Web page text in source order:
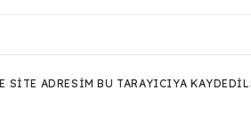
ADRESIM BU TARAYICIYA